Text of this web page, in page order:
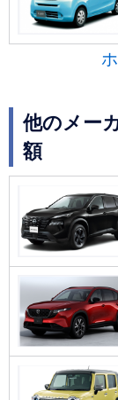
他のメー
額